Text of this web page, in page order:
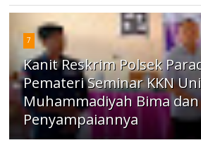
7
Kanit Reskrim Polsek
Pemateri Seminar KKN
Muhammadiyah Bima
Penyampaiannya